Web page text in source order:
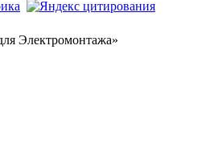
Электромонтажа»